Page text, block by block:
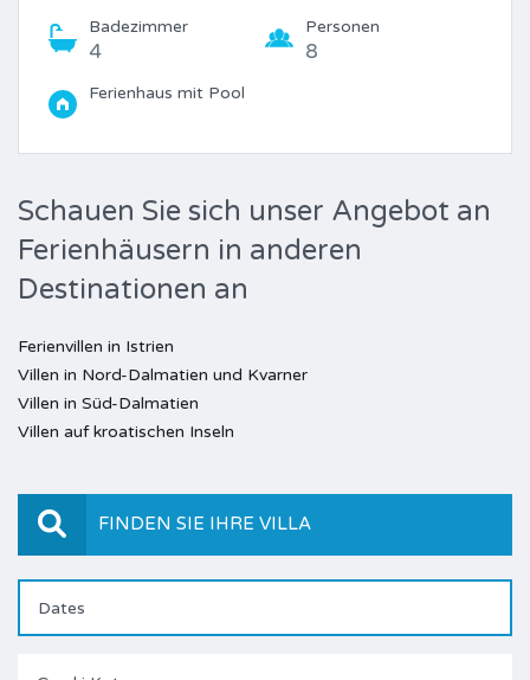
Badezimmer
4
Personen
8
Ferienhaus mit Pool
Schauen Sie sich unser Angebot an
Ferienhäusern in anderen
Destinationen an
Ferienvillen in Istrien
Villen in Nord-Dalmatien und Kvarner
Villen in Süd-Dalmatien
Villen auf kroatischen Inseln
FINDEN SIE IHRE VILLA